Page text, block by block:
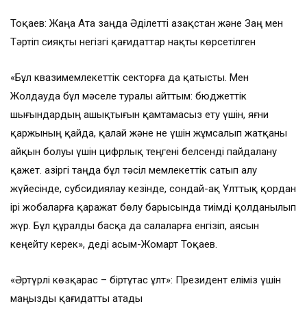
Тоқаев: Жаңа Ата заңда Әділетті Қазақстан және Заң мен
Тәртіп сияқты негізгі қағидаттар нақты көрсетілген
«Бұл квазимемлекеттік секторға да қатысты. Мен
Жолдауда бұл мәселе туралы айттым: бюджеттік
шығындардың ашықтығын қамтамасыз ету үшін, яғни
қаржының қайда, қалай және не үшін жұмсалып жатқаны
айқын болуы үшін цифрлық теңгені белсенді пайдалану
қажет. Қазіргі таңда бұл тәсіл мемлекеттік сатып алу
жүйесінде, субсидиялау кезінде, сондай-ақ Ұлттық қордан
ірі жобаларға қаражат бөлу барысында тиімді қолданылып
жүр. Бұл құралды басқа да салаларға енгізіп, аясын
кеңейту керек», деді Қасым-Жомарт Тоқаев.
«Әртүрлі көзқарас – біртұтас ұлт»: Президент еліміз үшін
маңызды қағидатты атады